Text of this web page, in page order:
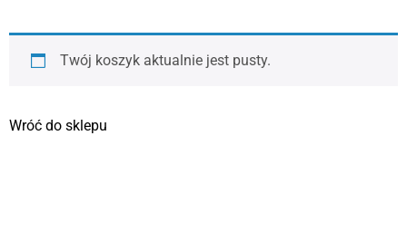
Twój koszyk aktualnie jest pusty.
Wróć do sklepu